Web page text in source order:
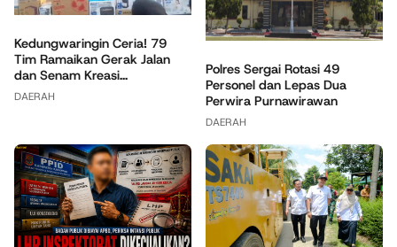
Kedungwaringin Ceria! 79
Tim Ramaikan Gerak Jalan
dan Senam Kreasi...
DAERAH
Polres Sergai Rotasi 49
Personel dan Lepas Dua
Perwira Purnawirawan
DAERAH